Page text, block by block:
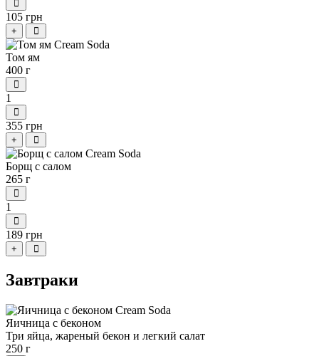
105 грн
+
Том ям
400 г
1
355 грн
+
Борщ с салом
265 г
1
189 грн
+
Завтраки
Яичница с беконом
Три яйца, жареный бекон и легкий салат
250 г